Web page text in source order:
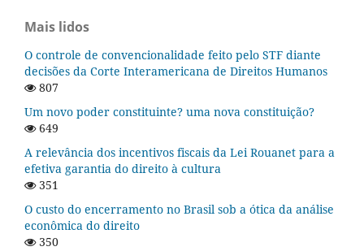
Mais lidos
O controle de convencionalidade feito pelo STF diante
decisões da Corte Interamericana de Direitos Humanos
807
Um novo poder constituinte? uma nova constituição?
649
A relevância dos incentivos fiscais da Lei Rouanet para a
efetiva garantia do direito à cultura
351
O custo do encerramento no Brasil sob a ótica da análise
econômica do direito
350